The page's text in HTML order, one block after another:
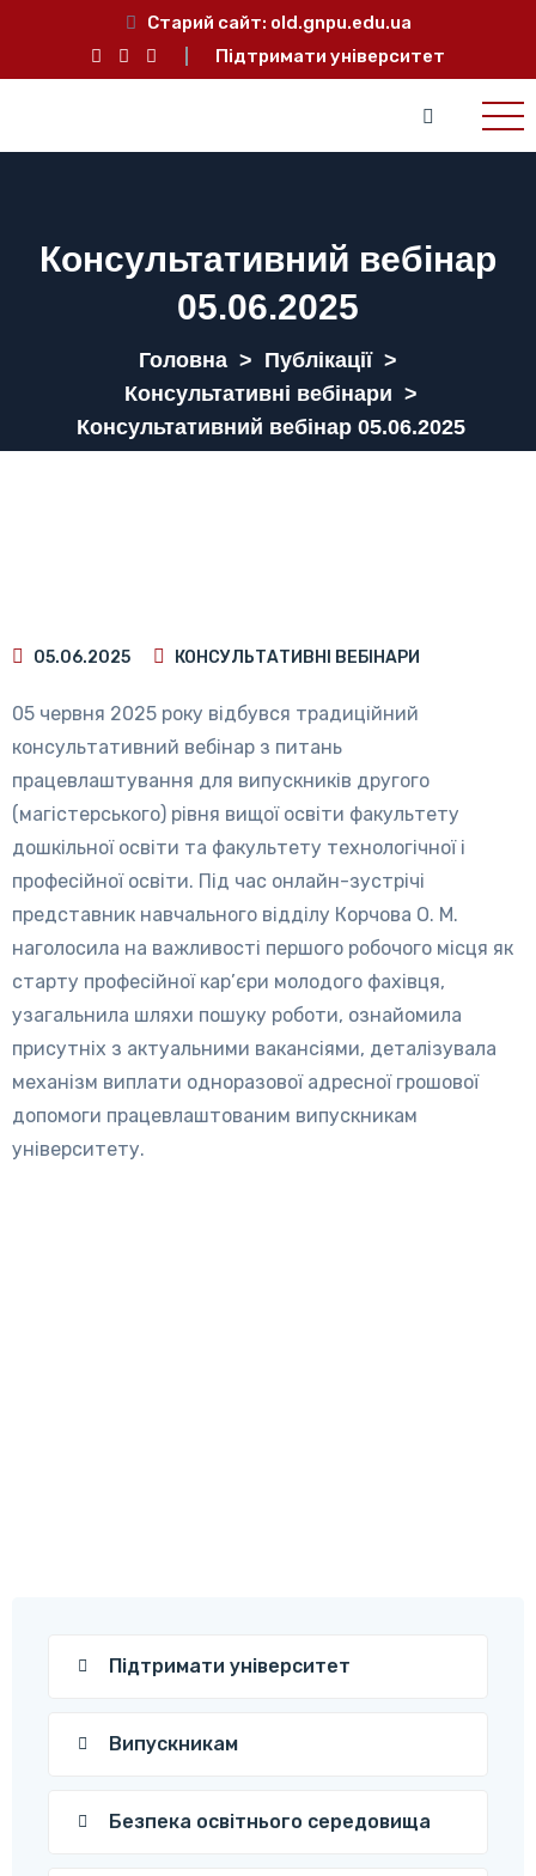
Старий сайт: old.gnpu.edu.ua
Підтримати університет
Консультативний вебінар
05.06.2025
Головна > Публікації >
Консультативні вебінари >
Консультативний вебінар 05.06.2025
05.06.2025 КОНСУЛЬТАТИВНІ ВЕБІНАРИ
05 червня 2025 року відбувся традиційний
консультативний вебінар з питань
працевлаштування для випускників другого
(магістерського) рівня вищої освіти факультету
дошкільної освіти та факультету технологічної і
професійної освіти. Під час онлайн-зустрічі
представник навчального відділу Корчова О. М.
наголосила на важливості першого робочого місця як
старту професійної кар’єри молодого фахівця,
узагальнила шляхи пошуку роботи, ознайомила
присутніх з актуальними вакансіями, деталізувала
механізм виплати одноразової адресної грошової
допомоги працевлаштованим випускникам
університету.
Підтримати університет
Випускникам
Безпека освітнього середовища